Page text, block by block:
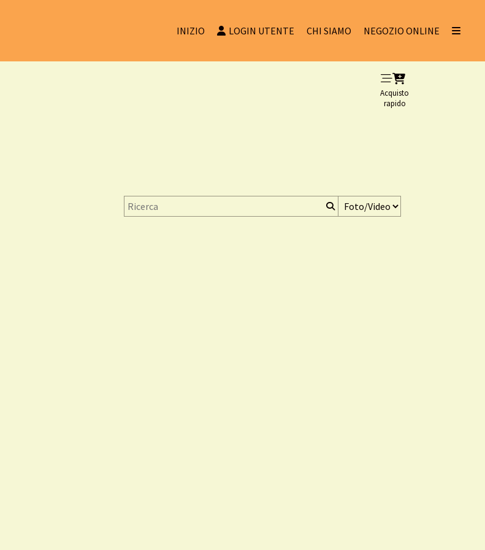
INIZIO LOGIN UTENTE CHI SIAMO NEGOZIO ONLINE
Acquisto
rapido